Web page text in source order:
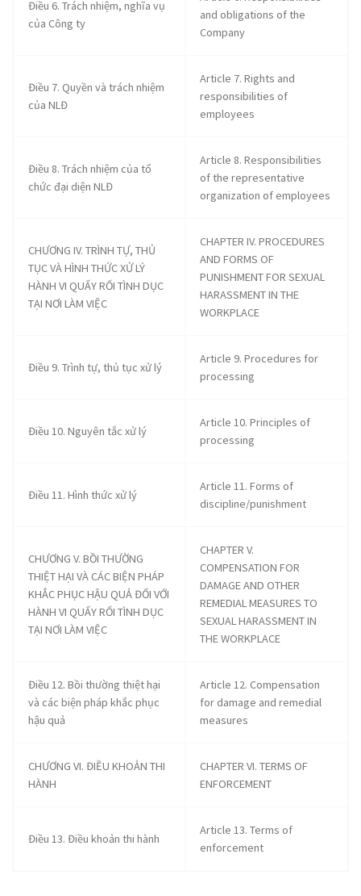
dichthuatsms.com dichthuatsms.comdichthuatsms.com
dichthuatsms.comdichthuatsms.com
dichthuatsms.com dichthuatsms.comdichthuatsms.com
Điều 6. Trách nhiệm, nghĩa vụ
của Công ty
and obligations of the
Company
Điều 7. Quyền và trách nhiệm
của NLĐ
Article 7. Rights and
responsibilities of
employees
Điều 8. Trách nhiệm của tổ
chức đại diện NLĐ
Article 8. Responsibilities
of the representative
organization of employees
CHƯƠNG IV. TRÌNH TỰ, THỦ
TỤC VÀ HÌNH THỨC XỬ LÝ
HÀNH VI QUẤY RỐI TÌNH DỤC
TẠI NƠI LÀM VIỆC
CHAPTER IV. PROCEDURES
AND FORMS OF
PUNISHMENT FOR SEXUAL
HARASSMENT IN THE
WORKPLACE
Điều 9. Trình tự, thủ tục xử lý
Article 9. Procedures for
processing
Điều 10. Nguyên tắc xử lý
Article 10. Principles of
processing
Điều 11. Hình thức xử lý
Article 11. Forms of
discipline/punishment
CHƯƠNG V. BỒI THƯỜNG
THIỆT HẠI VÀ CÁC BIỆN PHÁP
KHẮC PHỤC HẬU QUẢ ĐỐI VỚI
HÀNH VI QUẤY RỐI TÌNH DỤC
TẠI NƠI LÀM VIỆC
CHAPTER V.
COMPENSATION FOR
DAMAGE AND OTHER
REMEDIAL MEASURES TO
SEXUAL HARASSMENT IN
THE WORKPLACE
Điều 12. Bồi thường thiệt hại
và các biện pháp khắc phục
hậu quả
Article 12. Compensation
for damage and remedial
measures
CHƯƠNG VI. ĐIỀU KHOẢN THI
HÀNH
CHAPTER VI. TERMS OF
ENFORCEMENT
Điều 13. Điều khoản thi hành
Article 13. Terms of
enforcement